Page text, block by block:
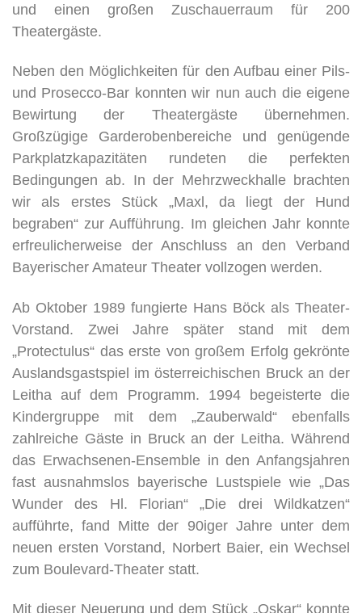
und einen großen Zuschauerraum für 200
Theatergäste.
Neben den Möglichkeiten für den Aufbau einer Pils-
und Prosecco-Bar konnten wir nun auch die eigene
Bewirtung der Theatergäste übernehmen.
Großzügige Garderobenbereiche und genügende
Parkplatzkapazitäten rundeten die perfekten
Bedingungen ab. In der Mehrzweckhalle brachten
wir als erstes Stück „Maxl, da liegt der Hund
begraben“ zur Aufführung. Im gleichen Jahr konnte
erfreulicherweise der Anschluss an den Verband
Bayerischer Amateur Theater vollzogen werden.
Ab Oktober 1989 fungierte Hans Böck als Theater-
Vorstand. Zwei Jahre später stand mit dem
„Protectulus“ das erste von großem Erfolg gekrönte
Auslandsgastspiel im österreichischen Bruck an der
Leitha auf dem Programm. 1994 begeisterte die
Kindergruppe mit dem „Zauberwald“ ebenfalls
zahlreiche Gäste in Bruck an der Leitha. Während
das Erwachsenen-Ensemble in den Anfangsjahren
fast ausnahmslos bayerische Lustspiele wie „Das
Wunder des Hl. Florian“ „Die drei Wildkatzen“
aufführte, fand Mitte der 90iger Jahre unter dem
neuen ersten Vorstand, Norbert Baier, ein Wechsel
zum Boulevard-Theater statt.
Mit dieser Neuerung und dem Stück „Oskar“ konnte